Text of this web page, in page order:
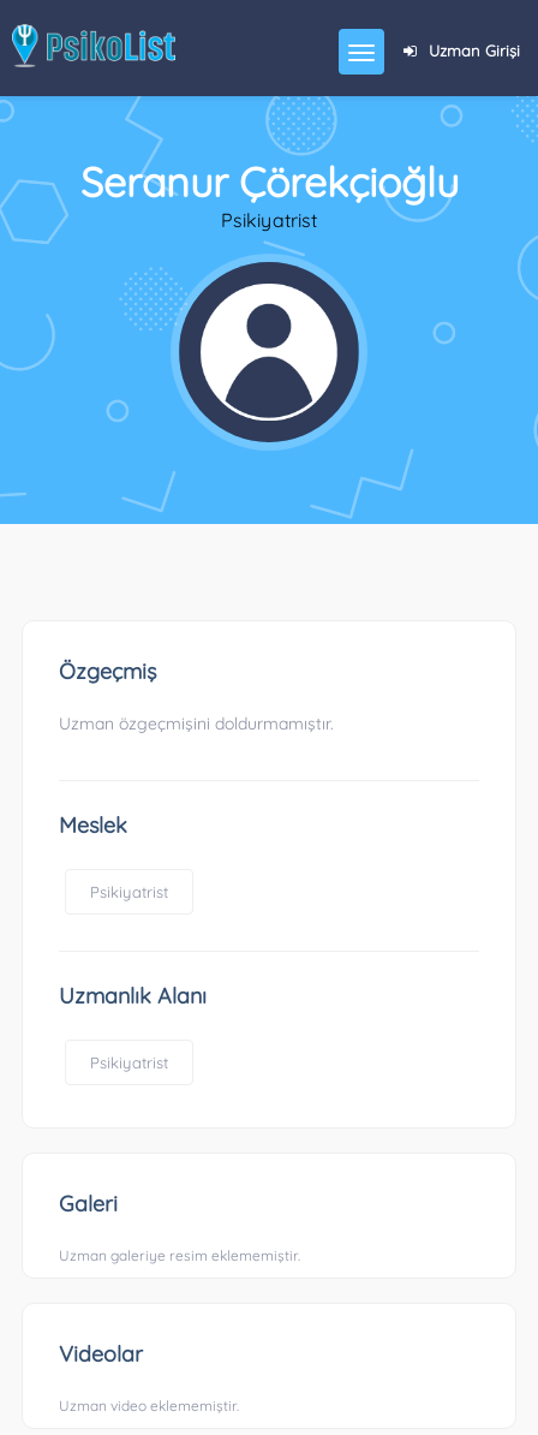
Uzman Girişi
Seranur Çörekçioğlu
Psikiyatrist
Özgeçmiş
Uzman özgeçmişini doldurmamıştır.
Meslek
Psikiyatrist
Uzmanlık Alanı
Psikiyatrist
Galeri
Uzman galeriye resim eklememiştir.
Videolar
Uzman video eklememiştir.